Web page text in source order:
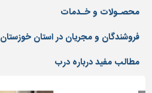
نرده
و
حفاظ
کفپوش
محصـولات و خـدمات
فروشندگان و مجریان در استان خوزستان
مطالب مفید درباره درب